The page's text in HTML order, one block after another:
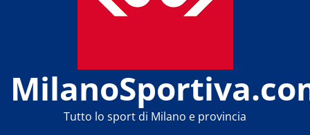
Tutto lo sport di Milano e provincia